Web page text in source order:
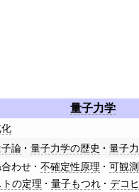
量子力学
論 量子力学の歴史 量子
わせ 不確定性原理 可観
の定理 量子もつれ
デコ